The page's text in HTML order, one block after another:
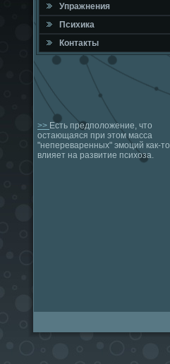
Упражнения
Психика
Контакты
>> Есть предположение, что
остающаяся при этом масса
"непереваренных" эмоций как-то
влияет на развитие психоза.